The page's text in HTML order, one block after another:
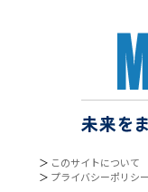
プロが計
間
＞ このサイトについて
＞ プライバシーポリシー